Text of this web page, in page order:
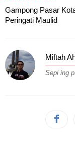
Gampong Pasar
Peringati Maulid
Miftah
Sepi ing